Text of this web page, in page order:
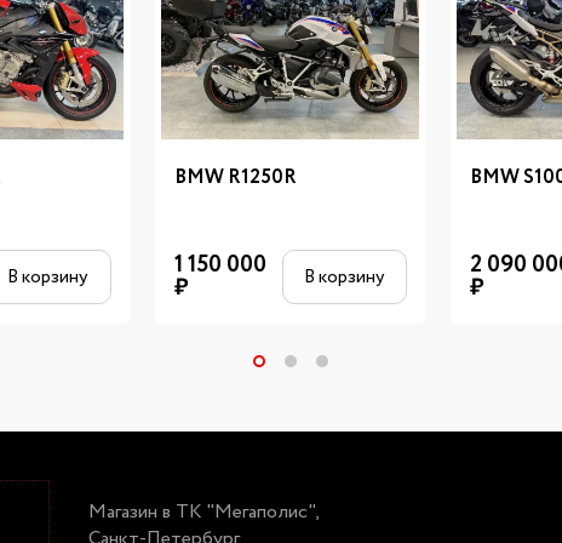
В корзину
BMW R1250R
1 150 000
₽ В корзину
BMW
2 090
₽
Магазин в ТК "Мегаполис",